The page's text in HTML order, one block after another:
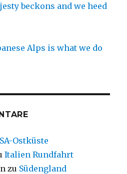
beckons and we heed
Alps is what we do
Ostküste
Italien Rundfahrt
zu Südengland